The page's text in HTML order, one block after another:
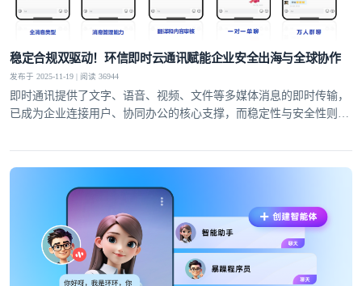
稳定合规双驱动！环信即时云通讯赋能企业安全出海与全球协作
发布于 2025-11-19 | 阅读 36944
即时通讯提供了文字、语音、视频、文件等多媒体消息的即时传输，
已成为企业连接用户、协同办公的核心支撑，而稳定性与安全性则是